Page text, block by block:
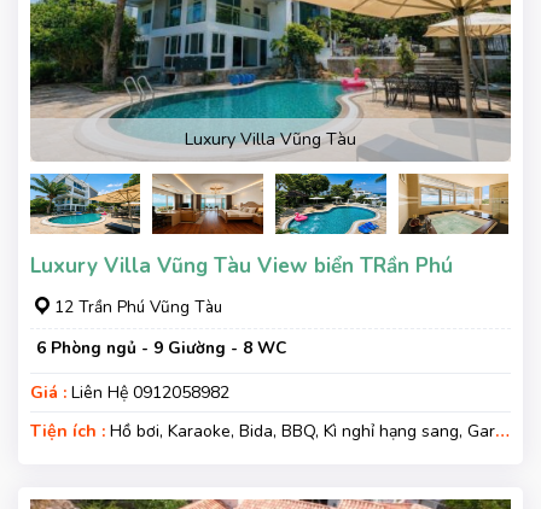
Luxury Villa Vũng Tàu
Luxury Villa Vũng Tàu View biển TRần Phú
12 Trần Phú Vũng Tàu
6 Phòng ngủ - 9 Giường - 8 WC
Giá : Liên Hệ 0912058982
Tiện ích : Hồ bơi, Karaoke, Bida, BBQ, Kì nghỉ hạng sang, Gara